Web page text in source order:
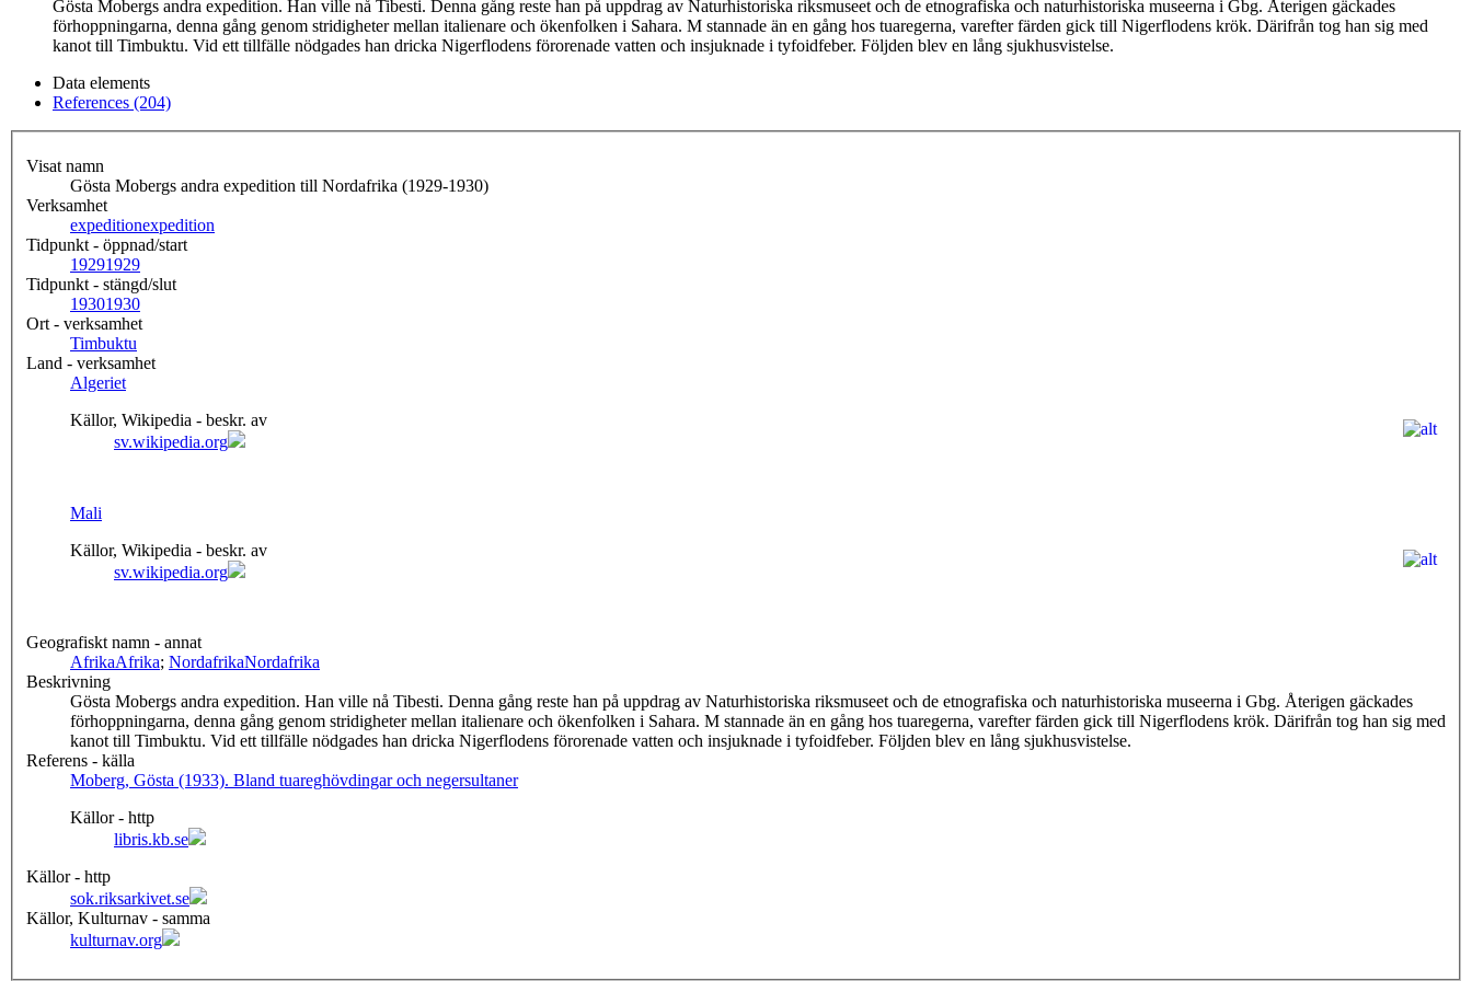
Gösta Mobergs andra expedition. Han ville nå Tibesti. Denna gång reste han på uppdrag av Naturhistoriska riksmuseet och de etnografiska och naturhistoriska museerna i Gbg. Återigen gäckades
förhoppningarna, denna gång genom stridigheter mellan italienare och ökenfolken i Sahara. M stannade än en gång hos tuaregerna, varefter färden gick till Nigerflodens krök. Därifrån tog han sig med
kanot till Timbuktu. Vid ett tillfälle nödgades han dricka Nigerflodens förorenade vatten och insjuknade i tyfoidfeber. Följden blev en lång sjukhusvistelse.
Data elements
References (204)
Visat namn
Gösta Mobergs andra expedition till Nordafrika (1929-1930)
Verksamhet
expeditionexpedition
Tidpunkt - öppnad/start
19291929
Tidpunkt - stängd/slut
19301930
Ort - verksamhet
Timbuktu
Land - verksamhet
Algeriet
Källor, Wikipedia - beskr. av
sv.wikipedia.org
Mali
Källor, Wikipedia - beskr. av
sv.wikipedia.org
Geografiskt namn - annat
AfrikaAfrika; NordafrikaNordafrika
Beskrivning
Gösta Mobergs andra expedition. Han ville nå Tibesti. Denna gång reste han på uppdrag av Naturhistoriska riksmuseet och de etnografiska och naturhistoriska museerna i Gbg. Återigen gäckades
förhoppningarna, denna gång genom stridigheter mellan italienare och ökenfolken i Sahara. M stannade än en gång hos tuaregerna, varefter färden gick till Nigerflodens krök. Därifrån tog han sig med
kanot till Timbuktu. Vid ett tillfälle nödgades han dricka Nigerflodens förorenade vatten och insjuknade i tyfoidfeber. Följden blev en lång sjukhusvistelse.
Referens - källa
Moberg, Gösta (1933). Bland tuareghövdingar och negersultaner
Källor - http
libris.kb.se
Källor - http
sok.riksarkivet.se
Källor, Kulturnav - samma
kulturnav.org